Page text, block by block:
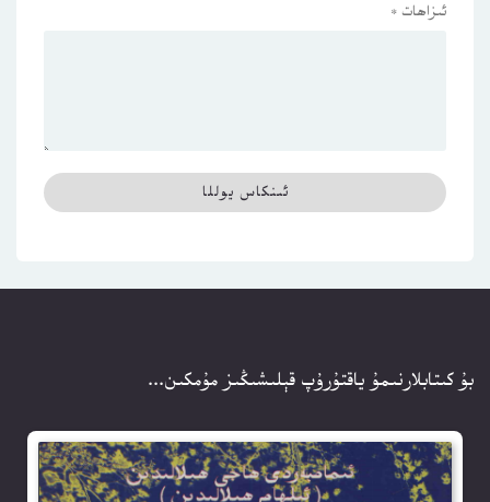
ئىزاھات *
بۇ كىتابلارنىمۇ ياقتۇرۇپ قېلىشىڭىز مۇمكىن...